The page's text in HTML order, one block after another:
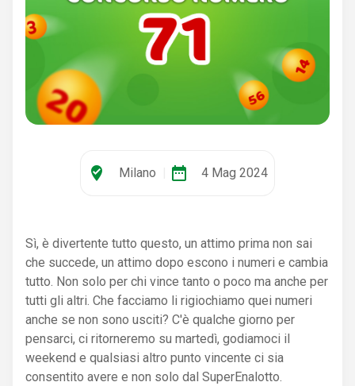
where_to_vote Milano date_range 4 Mag 2024
Sì, è divertente tutto questo, un attimo prima non sai
che succede, un attimo dopo escono i numeri e cambia
tutto. Non solo per chi vince tanto o poco ma anche per
tutti gli altri. Che facciamo li rigiochiamo quei numeri
anche se non sono usciti? C'è qualche giorno per
pensarci, ci ritorneremo su martedì, godiamoci il
weekend e qualsiasi altro punto vincente ci sia
consentito avere e non solo dal SuperEnalotto.